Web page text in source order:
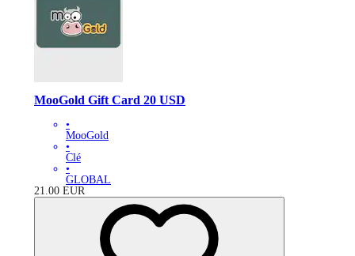
MooGold Gift Card 20 USD
•
MooGold
•
Clé
•
GLOBAL
21.00 EUR